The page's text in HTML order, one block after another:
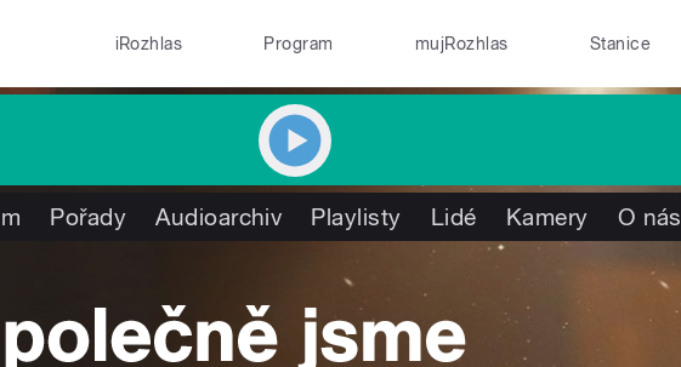
iRozhlas Program mujRozhlas Stanice
Pořady Audioarchiv Playlisty Lidé Kamery O nás